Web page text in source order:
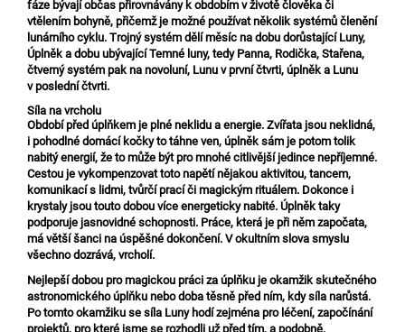
fáze bývají občas přirovnávány k obdobím v životě člověka či
vtělením bohyně, přičemž je možné používat několik systémů členění
lunárního cyklu. Trojný systém dělí měsíc na dobu dorůstající Luny,
Úplněk a dobu ubývající Temné luny, tedy Panna, Rodička, Stařena,
čtverný systém pak na novoluní, Lunu v první čtvrti, úplněk a Lunu
v poslední čtvrti.
Síla na vrcholu
Období před úplňkem je plné neklidu a energie. Zvířata jsou neklidná,
i pohodlné domácí kočky to táhne ven, úplněk sám je potom tolik
nabitý energií, že to může být pro mnohé citlivější jedince nepříjemné.
Cestou je vykompenzovat toto napětí nějakou aktivitou, tancem,
komunikací s lidmi, tvůrčí prací či magickým rituálem. Dokonce i
krystaly jsou touto dobou více energeticky nabité. Úplněk taky
podporuje jasnovidné schopnosti. Práce, která je při něm započata,
má větší šanci na úspěšné dokončení. V okultním slova smyslu
všechno dozrává, vrcholí.
Nejlepší dobou pro magickou práci za úplňku je okamžik skutečného
astronomického úplňku nebo doba těsně před ním, kdy síla narůstá.
Po tomto okamžiku se síla Luny hodí zejména pro léčení, započínání
projektů, pro které jsme se rozhodli už před tím, a podobně.